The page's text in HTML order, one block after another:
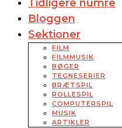
Tidligere numre
Bloggen
Sektioner
FILM
FILMMUSIK
BØGER
TEGNESERIER
BRÆTSPIL
ROLLESPIL
COMPUTERSPIL
MUSIK
ARTIKLER